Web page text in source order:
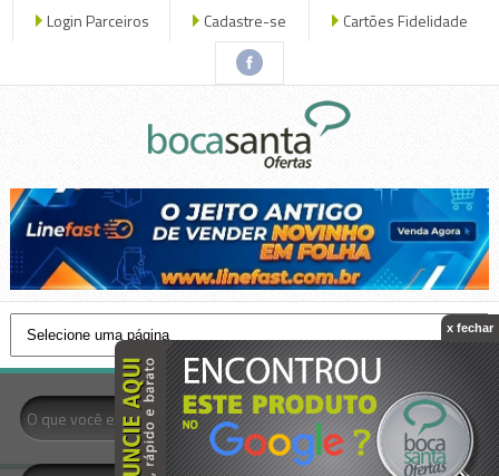
Login Parceiros Cadastre-se Cartões Fidelidade
- Todas as Categorias -
x fechar